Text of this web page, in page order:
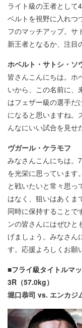
ライト級の王者として
ベルトを視野に入れつ
フのマッチアップ。サ
新王者となるか、注目
ホベルト・サトシ・ソ
皆さんこんにちは。ホ
いから、この名前に、
はフェザー級の選手だ
になると思いますね。
んなにいい試合を見せ
ヴガール・ケラモフ
みなさんこんにちは。
を光栄に思っています
と戦いたいと常々思っ
はなく、狙いはあくま
同時に保持することで
ンの皆さんにはぜひと
げましょう。みなさん
す。応援よろしくお願
■フライ級タイトルマ
3R（57.0kg）
堀口恭司 vs. エンカジ